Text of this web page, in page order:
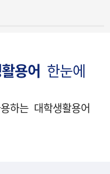
용어 한눈에
하는 대학생활용어